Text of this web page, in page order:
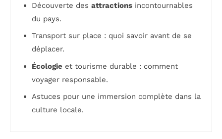
Découverte des attractions incontournables
du pays.
Transport sur place : quoi savoir avant de se
déplacer.
Écologie et tourisme durable : comment
voyager responsable.
Astuces pour une immersion complète dans la
culture locale.